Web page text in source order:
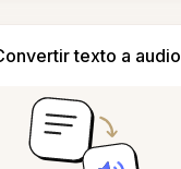
texto a audio